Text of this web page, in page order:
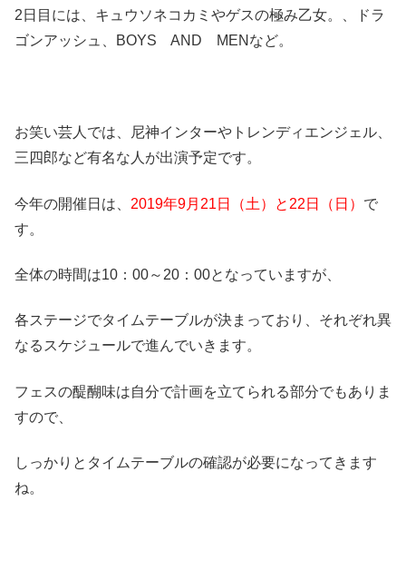
2日目には、キュウソネコカミやゲスの極み乙女。、ドラ
ゴンアッシュ、BOYS AND MENなど。
お笑い芸人では、尼神インターやトレンディエンジェル、
三四郎など有名な人が出演予定です。
今年の開催日は、 2019年9月21日（土）と22日（日） で
す。
全体の時間は10：00～20：00となっていますが、
各ステージでタイムテーブルが決まっており、それぞれ異
なるスケジュールで進んでいきます。
フェスの醍醐味は自分で計画を立てられる部分でもありま
すので、
しっかりとタイムテーブルの確認が必要になってきます
ね。